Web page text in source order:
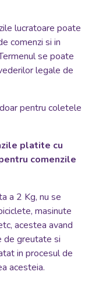
lucratoare poate
comenzi si in
se poate
legale de
pentru coletele
platite cu
comenzile
a 2 Kg, nu se
masinute
acestea avand
de greutate si
in procesul de
acesteia.